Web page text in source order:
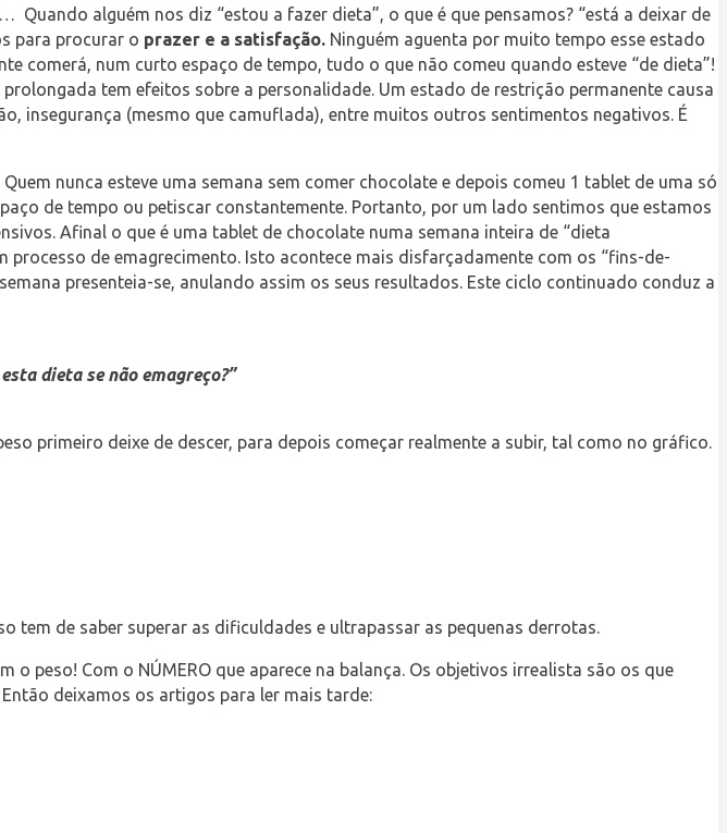
Quando alguém nos diz “estou a fazer dieta”, o que é que pensamos? “está a deixar de
para procurar o prazer e a satisfação. Ninguém aguenta por muito tempo esse estado
comerá, num curto espaço de tempo, tudo o que não comeu quando esteve “de dieta”!
tem efeitos sobre a personalidade. Um estado de restrição permanente causa
insegurança (mesmo que camuflada), entre muitos outros sentimentos negativos. É
nunca esteve uma semana sem comer chocolate e depois comeu 1 tablet de uma só
de tempo ou petiscar constantemente. Portanto, por um lado sentimos que estamos
Afinal o que é uma tablet de chocolate numa semana inteira de “dieta
de emagrecimento. Isto acontece mais disfarçadamente com os “fins-de-
presenteia-se, anulando assim os seus resultados. Este ciclo continuado conduz a
dieta se não emagreço?”
primeiro deixe de descer, para depois começar realmente a subir, tal como no gráfico.
tem de saber superar as dificuldades e ultrapassar as pequenas derrotas.
peso! Com o NÚMERO que aparece na balança. Os objetivos irrealista são os que
deixamos os artigos para ler mais tarde: